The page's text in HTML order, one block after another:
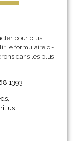
pour plus
le formulaire ci-
dans les plus
1393